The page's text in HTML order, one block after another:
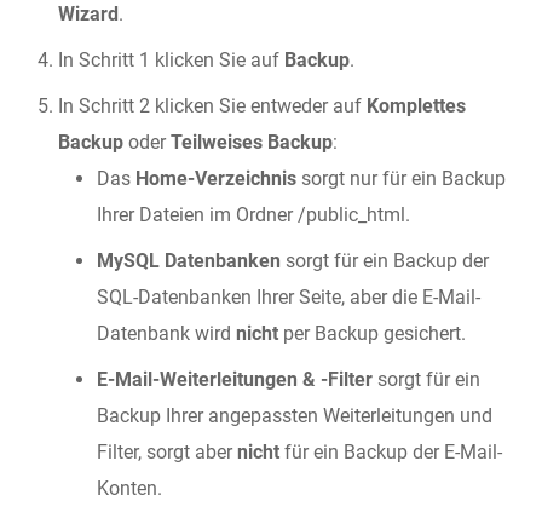
Wizard.
In Schritt 1 klicken Sie auf Backup.
In Schritt 2 klicken Sie entweder auf Komplettes
Backup oderTeilweises Backup:
Das Home-Verzeichnis sorgt nur für ein Backup
Ihrer Dateien im Ordner /public_html.
MySQL Datenbanken sorgt für ein Backup der
SQL-Datenbanken Ihrer Seite, aber die E-Mail-
Datenbank wird nicht per Backup gesichert.
E-Mail-Weiterleitungen & -Filter sorgt für ein
Backup Ihrer angepassten Weiterleitungen und
Filter, sorgt abernicht für ein Backup der E-Mail-
Konten.